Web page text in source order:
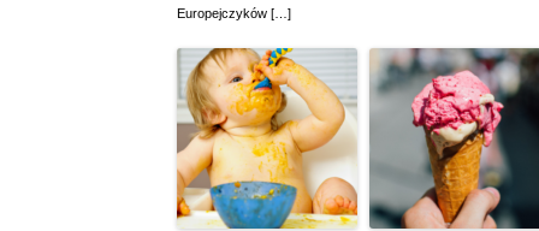
Europejczyków […]